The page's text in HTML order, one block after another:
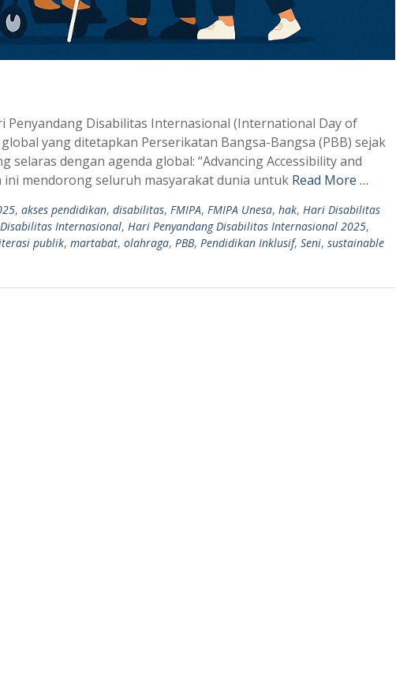
Penyandang Disabilitas Internasional (International Day of
yang ditetapkan Perserikatan Bangsa-Bangsa (PBB) sejak
selaras dengan agenda global: “Advancing Accessibility and
mendorong seluruh masyarakat dunia untuk Read More …
, akses pendidikan, disabilitas, FMIPA, FMIPA Unesa, hak, Hari Disabilitas
Internasional, Hari Penyandang Disabilitas Internasional 2025,
publik, martabat, olahraga, PBB, Pendidikan Inklusif, Seni, sustainable